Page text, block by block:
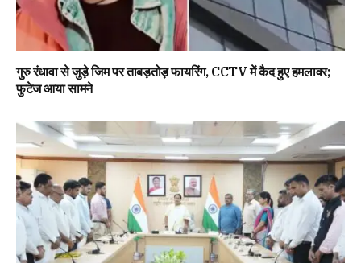
गुरु रंधावा से जुड़े जिम पर ताबड़तोड़ फायरिंग, CCTV में कैद हुए हमलावर;
फुटेज आया सामने